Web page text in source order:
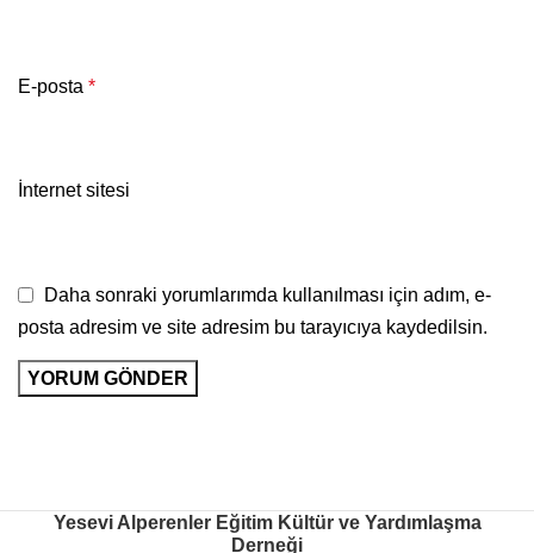
E-posta *
İnternet sitesi
Daha sonraki yorumlarımda kullanılması için adım, e-
posta adresim ve site adresim bu tarayıcıya kaydedilsin.
Yesevi Alperenler Eğitim Kültür ve Yardımlaşma
Derneği